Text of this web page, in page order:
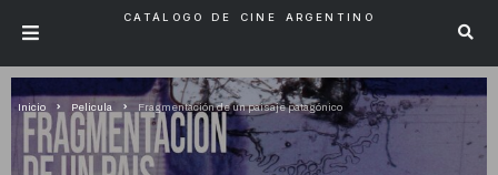
CATÁLOGO DE CINE ARGENTINO
Inicio Pelicula Fragmentación de un paisaje patagónico